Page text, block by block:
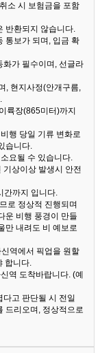
소 시 보험금을 포함
반환되지 않습니다.
통보가 되며, 입금 확
화가 필수이며, 선글라
, 현지사정(안개구름,
륙장(865미터)까지
행 당일 기류 변화로
습니다.
요될 수 있습니다.
기상이상 발생시 안전
간까지 입니다.
로 정상적 진행되며
운 비행 풍경이 만들
만 내려도 비 예보로
역에서 픽업을 원할
합니다.
역 도착바랍니다. (예
고 판단될 시 전일
드리오며, 정상적으로